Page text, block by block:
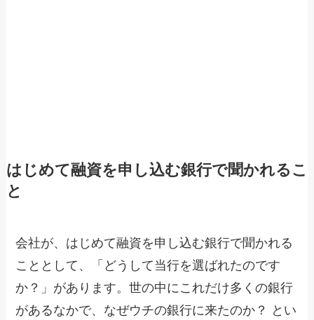
はじめて融資を申し込む銀行で聞かれるこ
と
会社が、はじめて融資を申し込む銀行で聞かれる
こととして、「どうして当行を選ばれたのです
か？」があります。世の中にこれだけ多くの銀行
があるなかで、なぜウチの銀行に来たのか？ とい